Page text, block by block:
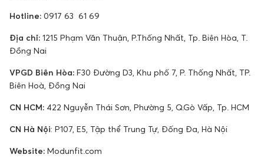
Hotline: 0917 63 61 69
Địa chỉ: 1215 Phạm Văn Thuận, P.Thống Nhất, Tp. Biên Hòa, T.
Đồng Nai
VPGD Biên Hòa: F30 Đường D3, Khu phố 7, P. Thống Nhất, TP.
Biên Hoà, Đồng Nai
CN HCM: 422 Nguyễn Thái Sơn, Phường 5, Q.Gò Vấp, Tp. HCM
CN Hà Nội: P107, E5, Tập thể Trung Tự, Đống Đa, Hà Nội
Website: Modunfit.com